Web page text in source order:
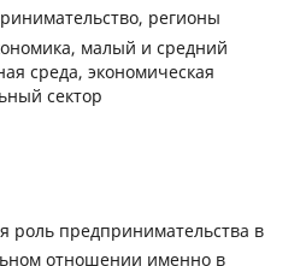
регионы
малый и средний
среда, экономическая
сектор
роль предпринимательства в
отношении именно в